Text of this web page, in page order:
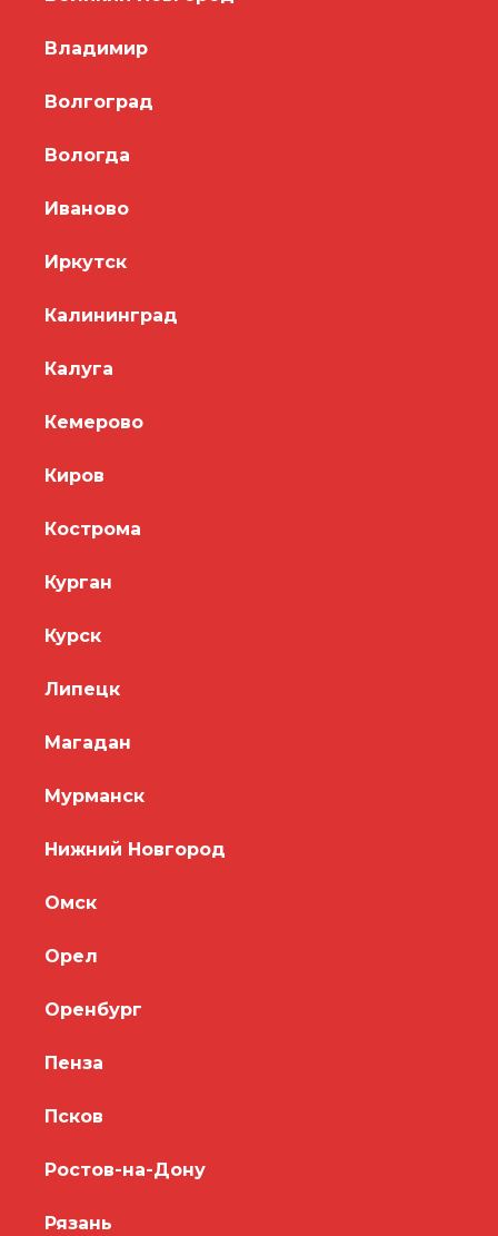
Владимир
Волгоград
Вологда
Иваново
Иркутск
Калининград
Калуга
Кемерово
Киров
Кострома
Курган
Курск
Липецк
Магадан
Мурманск
Нижний Новгород
Омск
Орел
Оренбург
Пенза
Псков
Ростов-на-Дону
Рязань